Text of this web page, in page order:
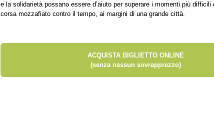
e la solidarietà possano essere d’aiuto per superare i momenti più difficili
corsa mozzafiato contro il tempo, ai margini di una grande città.
ACQUISTA BIGLIETTO ONLINE
(senza nessun sovrapprezzo)